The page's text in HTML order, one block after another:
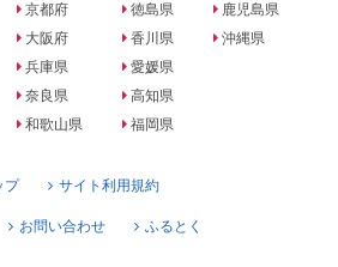
京都府
大阪府
兵庫県
奈良県
和歌山県
徳島県
香川県
愛媛県
高知県
福岡県
鹿児島県
沖縄県
プ サイト利用規約
お問い合わせ ふるとく